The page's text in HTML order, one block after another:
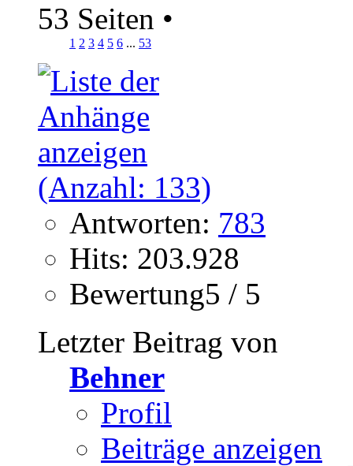
53 Seiten •
1 2 3 4 5 6 ... 53
Antworten: 783
Hits: 203.928
Bewertung5 / 5
Letzter Beitrag von
Behner
Profil
Beiträge anzeigen